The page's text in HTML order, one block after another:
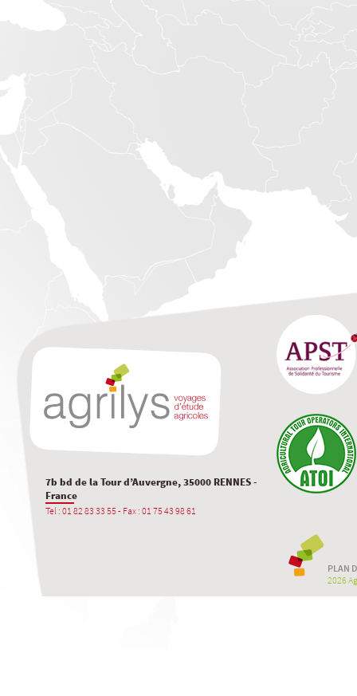
7b bd de la Tour d’Auvergne, 35000 RENNES -
France
Tel : 01 82 83 33 55 - Fax : 01 75 43 98 61
PLAN
2026